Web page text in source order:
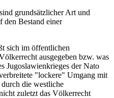
grundsätzlicher Art und
den Bestand einer
sich im öffentlichen
ausgegeben bzw. was
Jugoslawienkrieges der Nato
"lockere" Umgang mit
die westliche
zuletzt das Völkerrecht